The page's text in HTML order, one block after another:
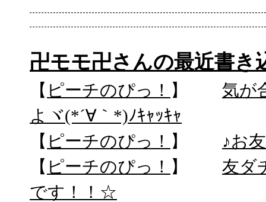
卍モモ卍さんの最近書き
【 ピーチのぴっ！ 】 気が
よヾ(*´∀｀*)ﾉｷｬｯｷｬ
【 ピーチのぴっ！ 】 ♪お
【 ピーチのぴっ！ 】 友ダ
です！！☆